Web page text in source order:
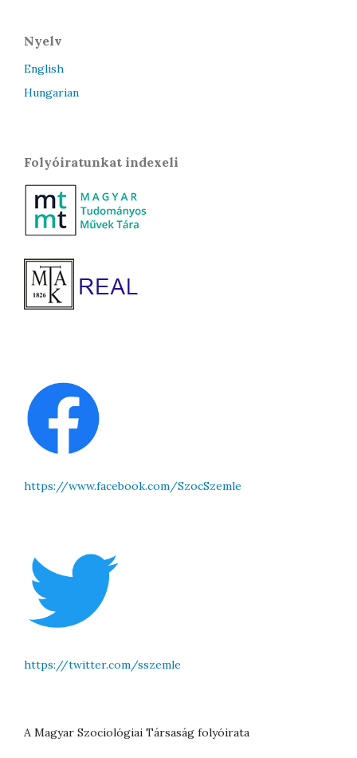
Nyelv
English
Hungarian
Folyóiratunkat indexeli
https://www.facebook.com/SzocSzemle
https://twitter.com/sszemle
A Magyar Szociológiai Társaság folyóirata